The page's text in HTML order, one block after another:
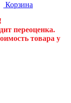
Корзина
переоценка.
товара у